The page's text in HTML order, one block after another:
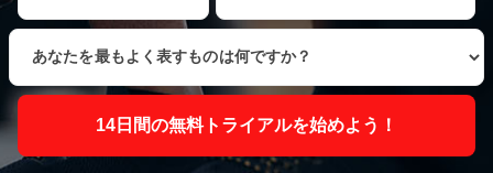
14日間の無料トライアルを始めよう！